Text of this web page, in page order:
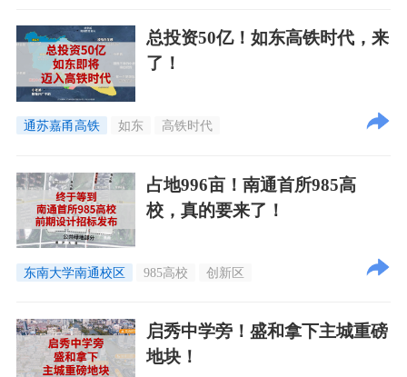
总投资50亿！如东高铁时代，来
了！
通苏嘉甬高铁 如东 高铁时代
占地996亩！南通首所985高
校，真的要来了！
东南大学南通校区 985高校 创新区
启秀中学旁！盛和拿下主城重磅
地块！